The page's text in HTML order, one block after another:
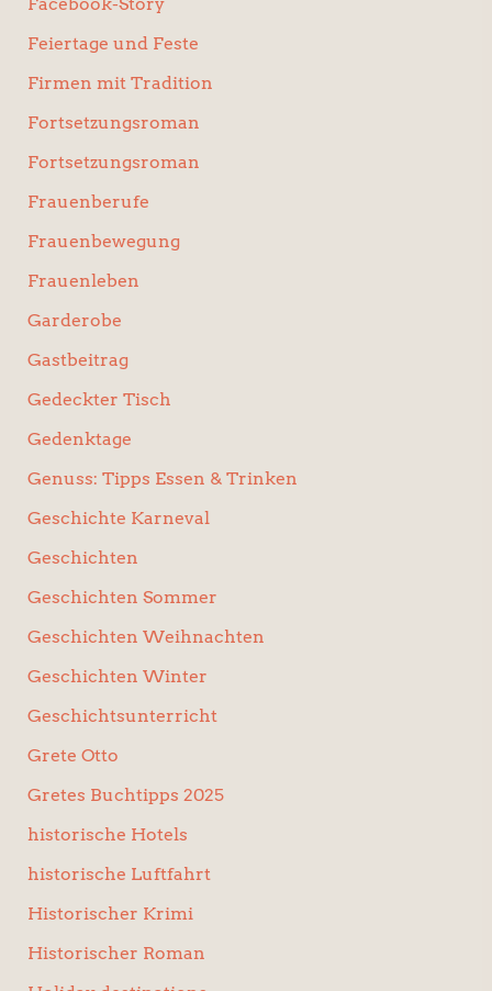
Feiertage und Feste
Firmen mit Tradition
Fortsetzungsroman
Fortsetzungsroman
Frauenberufe
Frauenbewegung
Frauenleben
Garderobe
Gastbeitrag
Gedeckter Tisch
Gedenktage
Genuss: Tipps Essen & Trinken
Geschichte Karneval
Geschichten
Geschichten Sommer
Geschichten Weihnachten
Geschichten Winter
Geschichtsunterricht
Grete Otto
Gretes Buchtipps 2025
historische Hotels
historische Luftfahrt
Historischer Krimi
Historischer Roman